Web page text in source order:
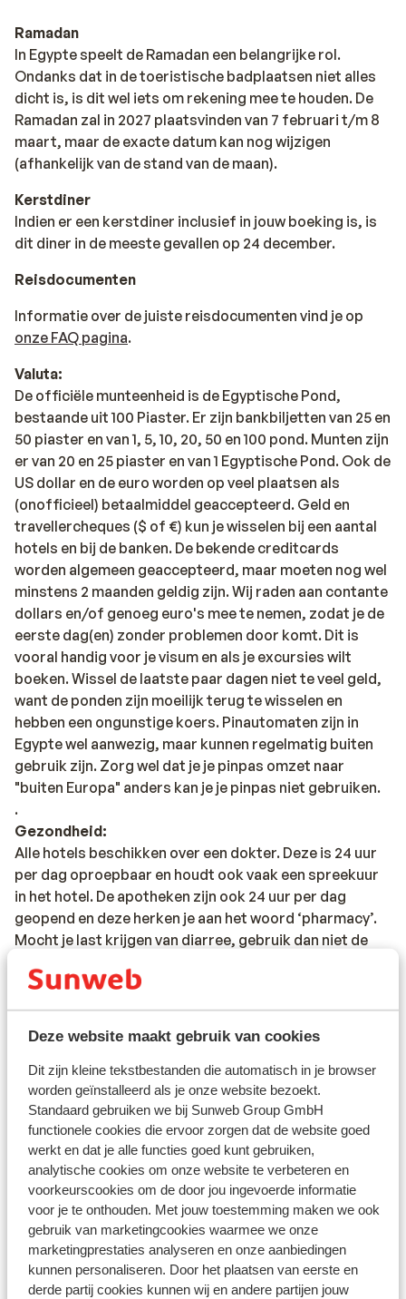
Deze website maakt gebruik van cookies
Dit zijn kleine tekstbestanden die automatisch in je browser
worden geïnstalleerd als je onze website bezoekt.
Standaard gebruiken we bij Sunweb Group GmbH
functionele cookies die ervoor zorgen dat de website goed
werkt en dat je alle functies goed kunt gebruiken,
analytische cookies om onze website te verbeteren en
voorkeurscookies om de door jou ingevoerde informatie
voor je te onthouden. Met jouw toestemming maken we ook
gebruik van marketingcookies waarmee we onze
marketingprestaties analyseren en onze aanbiedingen
kunnen personaliseren. Door het plaatsen van eerste en
derde partij cookies kunnen wij en andere partijen jouw
Ramadan
In Egypte speelt de Ramadan een belangrijke rol.
Ondanks dat in de toeristische badplaatsen niet alles
dicht is, is dit wel iets om rekening mee te houden. De
Ramadan zal in 2027 plaatsvinden van 7 februari t/m 8
maart, maar de exacte datum kan nog wijzigen
(afhankelijk van de stand van de maan).
Kerstdiner
Indien er een kerstdiner inclusief in jouw boeking is, is
dit diner in de meeste gevallen op 24 december.
Reisdocumenten
Informatie over de juiste reisdocumenten vind je op
onze FAQ pagina.
Valuta:
De officiële munteenheid is de Egyptische Pond,
bestaande uit 100 Piaster. Er zijn bankbiljetten van 25 en
50 piaster en van 1, 5, 10, 20, 50 en 100 pond. Munten zijn
er van 20 en 25 piaster en van 1 Egyptische Pond. Ook de
US dollar en de euro worden op veel plaatsen als
(onofficieel) betaalmiddel geaccepteerd. Geld en
travellercheques ($ of €) kun je wisselen bij een aantal
hotels en bij de banken. De bekende creditcards
worden algemeen geaccepteerd, maar moeten nog wel
minstens 2 maanden geldig zijn. Wij raden aan contante
dollars en/of genoeg euro's mee te nemen, zodat je de
eerste dag(en) zonder problemen door komt. Dit is
vooral handig voor je visum en als je excursies wilt
boeken. Wissel de laatste paar dagen niet te veel geld,
want de ponden zijn moeilijk terug te wisselen en
hebben een ongunstige koers. Pinautomaten zijn in
Egypte wel aanwezig, maar kunnen regelmatig buiten
gebruik zijn. Zorg wel dat je je pinpas omzet naar
"buiten Europa" anders kan je je pinpas niet gebruiken.
.
Gezondheid:
Alle hotels beschikken over een dokter. Deze is 24 uur
per dag oproepbaar en houdt ook vaak een spreekuur
in het hotel. De apotheken zijn ook 24 uur per dag
geopend en deze herken je aan het woord ‘pharmacy’.
Mocht je last krijgen van diarree, gebruik dan niet de
haal ter plaatse Antinal. Dat werkt snel en effectief.
Vaccinatie:
Voor actuele informatie betreffende vaccinaties en
andere gegevens over gezondheid en reizen kijk op de
site van LCR: https://www.lcr.nl/.
Let op:
Door de sterk wisselende dollarkoers hebben wij de
prijs voor het visum in dollars gepubliceerd, maar ter
plaatse kun je het visum gewoon in euro's betalen.
Mocht je een excursie willen boeken, neem hier dan ook
genoeg euro's voor mee. Wegens de hoge koers is het
beter om dit met euro's te betalen.